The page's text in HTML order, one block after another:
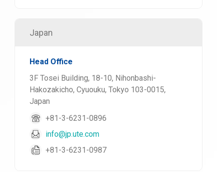
Japan
Head Office
3F Tosei Building, 18-10, Nihonbashi-
Hakozakicho, Cyuouku, Tokyo 103-0015,
Japan
+81-3-6231-0896
info@jp.ute.com
+81-3-6231-0987